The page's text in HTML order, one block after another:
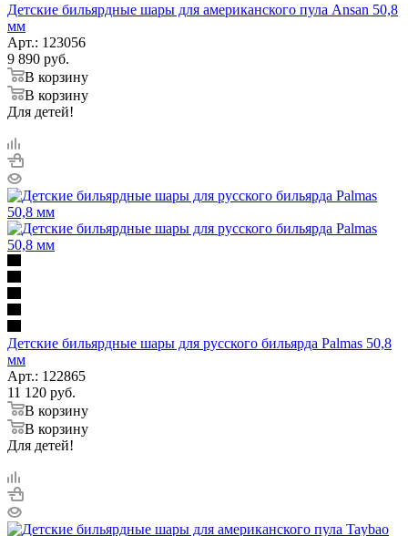
Детские бильярдные шары для американского пула Ansan 50,8
мм
Арт.: 123056
9 890 руб.
В корзину
В корзину
Для детей!
Детские бильярдные шары для русского бильярда Palmas 50,8
мм
Арт.: 122865
11 120 руб.
В корзину
В корзину
Для детей!